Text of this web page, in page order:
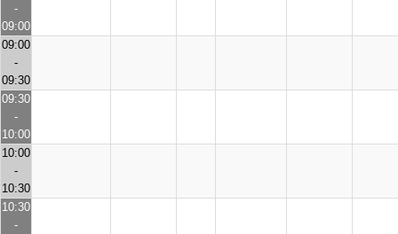
-
09:00
09:00
-
09:30
09:30
-
10:00
10:00
-
10:30
10:30
-